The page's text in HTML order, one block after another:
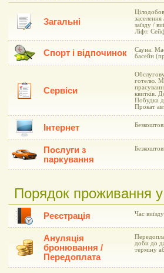
Загальні
заїзду /
Ліфт.
Спорт і відпочинок
Сауна.
басейн
Сервіси
готелю.
квитків.
Побудка
Прокат
Інтернет
Послуги з
паркування
Порядок проживання у
Реєстрація Час
Ануляція
бронювання /
Передоплата
доби до
терміну